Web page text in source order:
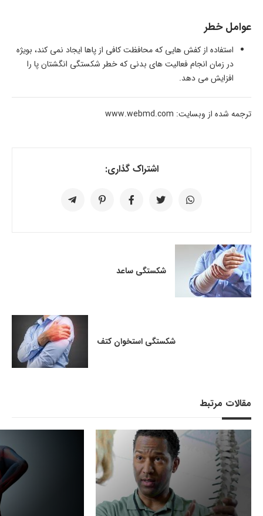
عوامل خطر
استفاده از کفش هایی که محافظت کافی از پاها ایجاد نمی کند، بویژه
در زمان انجام فعالیت های بدنی که خطر شکستگی انگشتان پا را
افزایش می دهد.
ترجمه شده از وبسایت: www.webmd.com
اشتراک گذاری:
شکستگی ساعد
شکستگی استخوان کتف
مقالات مرتبط